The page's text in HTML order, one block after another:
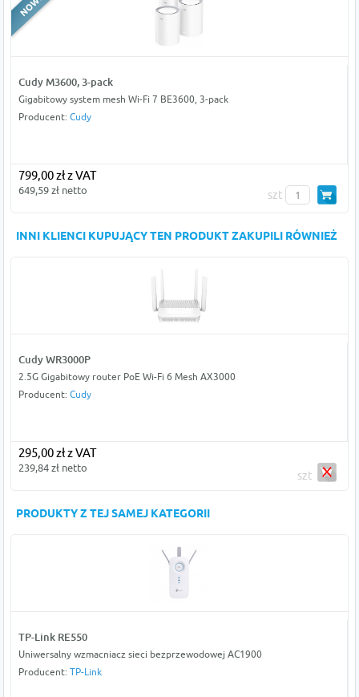
Cudy M3600, 3-pack
Gigabitowy system mesh Wi-Fi 7 BE3600, 3-pack
Producent: Cudy
799,00 zł z VAT
649,59 zł netto szt
INNI KLIENCI KUPUJĄCY TEN PRODUKT ZAKUPILI RÓWNIEŻ
Cudy WR3000P
2.5G Gigabitowy router PoE Wi-Fi 6 Mesh AX3000
Producent: Cudy
295,00 zł z VAT
239,84 zł netto
szt
PRODUKTY Z TEJ SAMEJ KATEGORII
TP-Link RE550
Uniwersalny wzmacniacz sieci bezprzewodowej AC1900
Producent: TP-Link